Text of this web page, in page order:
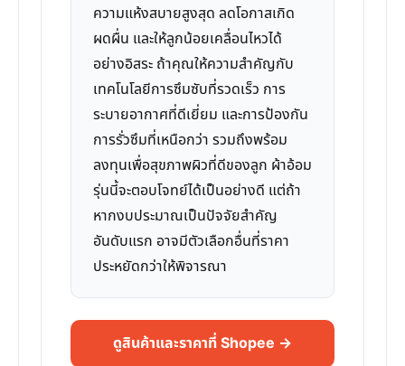
ความแห้งสบายสูงสุด ลดโอกาสเกิด
ผดผื่น และให้ลูกน้อยเคลื่อนไหวได้
อย่างอิสระ ถ้าคุณให้ความสำคัญกับ
เทคโนโลยีการซึมซับที่รวดเร็ว การ
ระบายอากาศที่ดีเยี่ยม และการป้องกัน
การรั่วซึมที่เหนือกว่า รวมถึงพร้อม
ลงทุนเพื่อสุขภาพผิวที่ดีของลูก ผ้าอ้อม
รุ่นนี้จะตอบโจทย์ได้เป็นอย่างดี แต่ถ้า
หากงบประมาณเป็นปัจจัยสำคัญ
อันดับแรก อาจมีตัวเลือกอื่นที่ราคา
ประหยัดกว่าให้พิจารณา
ดูสินค้าและราคาที่ Shopee →